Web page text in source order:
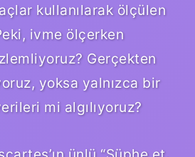
kullanılarak ölçülen
ivme ölçerken
Gerçekten
yoksa yalnızca bir
mi algılıyoruz?